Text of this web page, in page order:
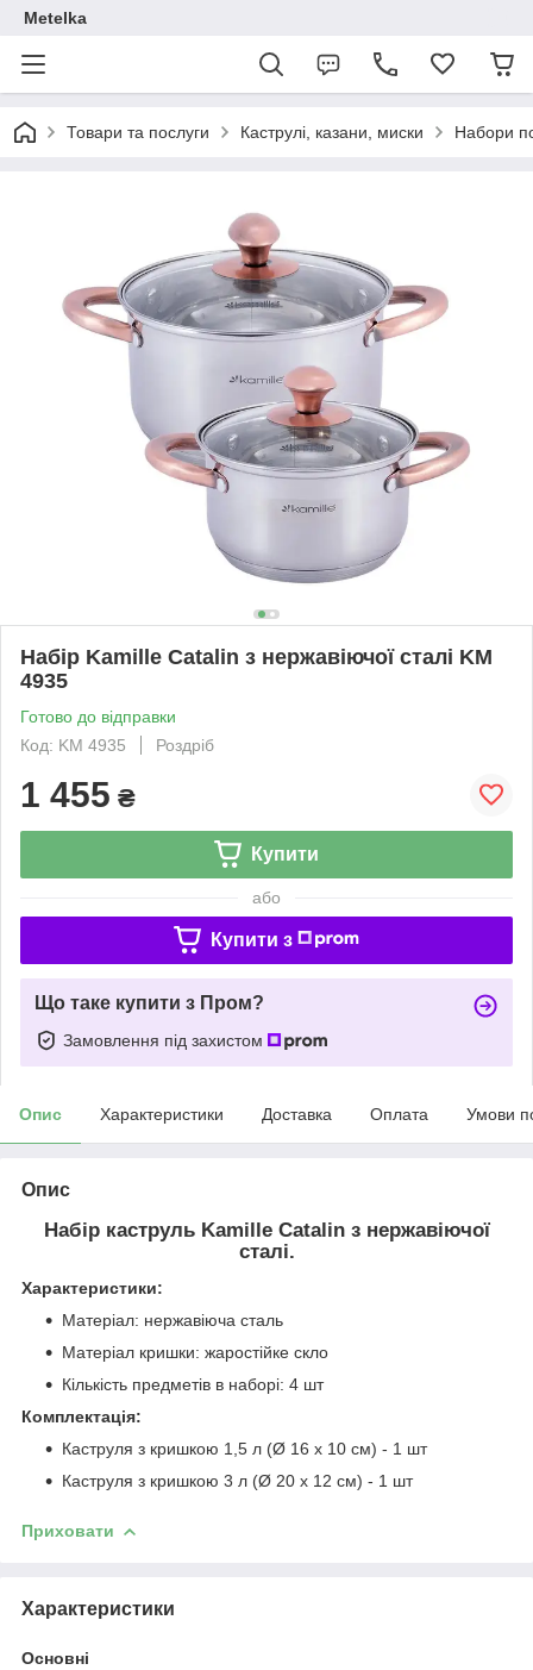
Metelka
Товари та послуги Каструлі, казани, миски Набори
Набір Kamille Catalin з нержавіючої сталі KM
4935
Готово до відправки
Код: KM 4935
Роздріб
1 455 ₴
Купити
або
Купити з
Що таке купити з Пром?
Замовлення під захистом
Опис Характеристики Доставка Оплата Умови
Опис
Набір каструль Kamille Catalin з нержавіючої
сталі.
Характеристики:
Матеріал: нержавіюча сталь
Матеріал кришки: жаростійке скло
Кількість предметів в наборі: 4 шт
Комплектація:
Каструля з кришкою 1,5 л (Ø 16 х 10 см) - 1 шт
Каструля з кришкою 3 л (Ø 20 х 12 см) - 1 шт
Приховати
Характеристики
Основні